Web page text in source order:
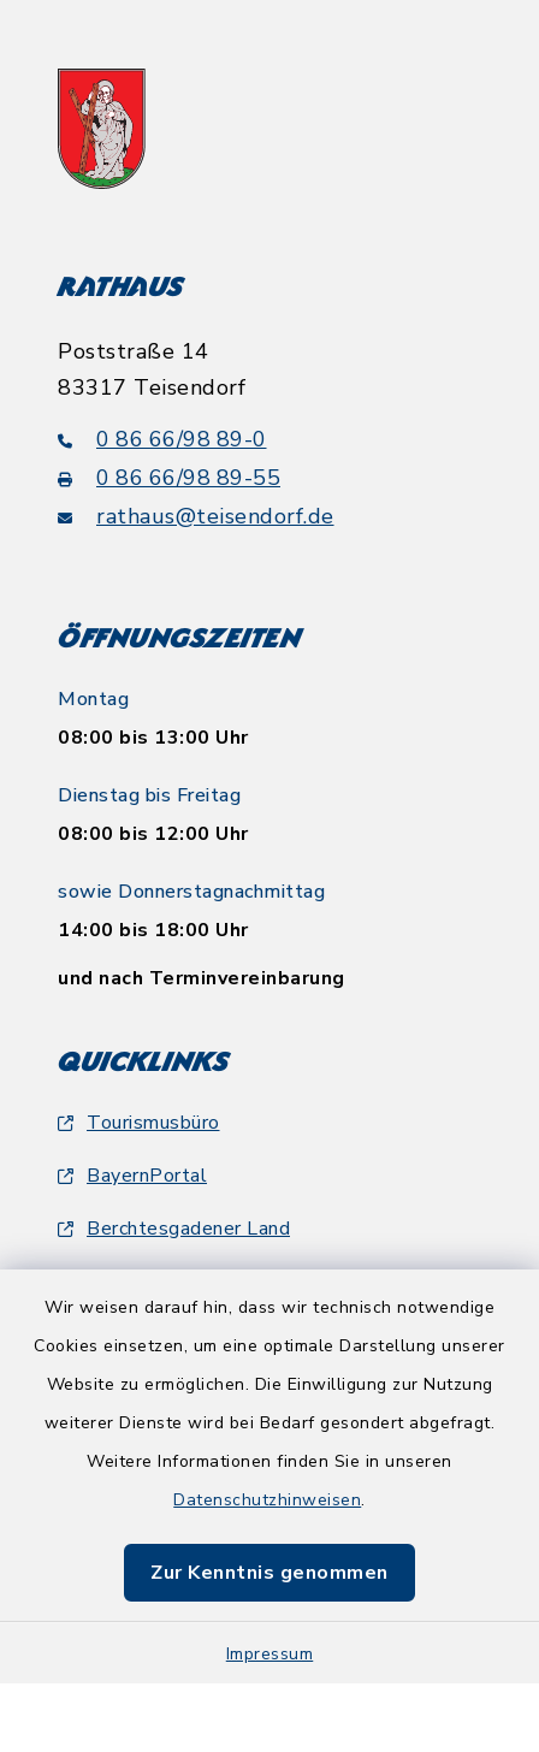
Wir weisen darauf hin, dass wir technisch notwendige
Cookies einsetzen, um eine optimale Darstellung unserer
Website zu ermöglichen. Die Einwilligung zur Nutzung
weiterer Dienste wird bei Bedarf gesondert abgefragt.
Weitere Informationen finden Sie in unseren
Datenschutzhinweisen.
Zur Kenntnis genommen
Impressum
Rathaus
Poststraße 14
83317 Teisendorf
0 86 66/98 89-0
0 86 66/98 89-55
rathaus@teisendorf.de
Öffnungszeiten
Montag
08:00 bis 13:00 Uhr
Dienstag bis Freitag
08:00 bis 12:00 Uhr
sowie Donnerstagnachmittag
14:00 bis 18:00 Uhr
und nach Terminvereinbarung
Quicklinks
Tourismusbüro
BayernPortal
Berchtesgadener Land
Barrierefreiheit
Impressum
Sitemap